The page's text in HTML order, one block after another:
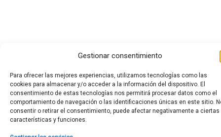
Gestionar consentimiento
Para ofrecer las mejores experiencias, utilizamos tecnologías como las
cookies para almacenar y/o acceder a la información del dispositivo. El
consentimiento de estas tecnologías nos permitirá procesar datos como el
comportamiento de navegación o las identificaciones únicas en este sitio.
consentir o retirar el consentimiento, puede afectar negativamente a ciertas
características y funciones.